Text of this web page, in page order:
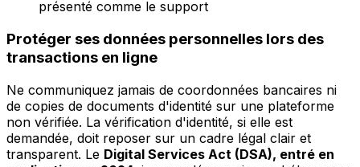
présenté comme le support
Protéger ses données personnelles lors des
transactions en ligne
Ne communiquez jamais de coordonnées bancaires ni
de copies de documents d'identité sur une plateforme
non vérifiée. La vérification d'identité, si elle est
demandée, doit reposer sur un cadre légal clair et
transparent. Le Digital Services Act (DSA), entré en